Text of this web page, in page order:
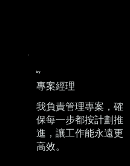
Ivy
專案經理
我負責管理專案，確
保每一步都按計劃推
進，讓工作能永遠更
高效。